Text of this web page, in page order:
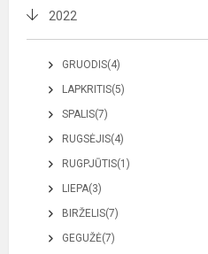
2022
GRUODIS(4)
LAPKRITIS(5)
SPALIS(7)
RUGSĖJIS(4)
RUGPJŪTIS(1)
LIEPA(3)
BIRŽELIS(7)
GEGUŽĖ(7)